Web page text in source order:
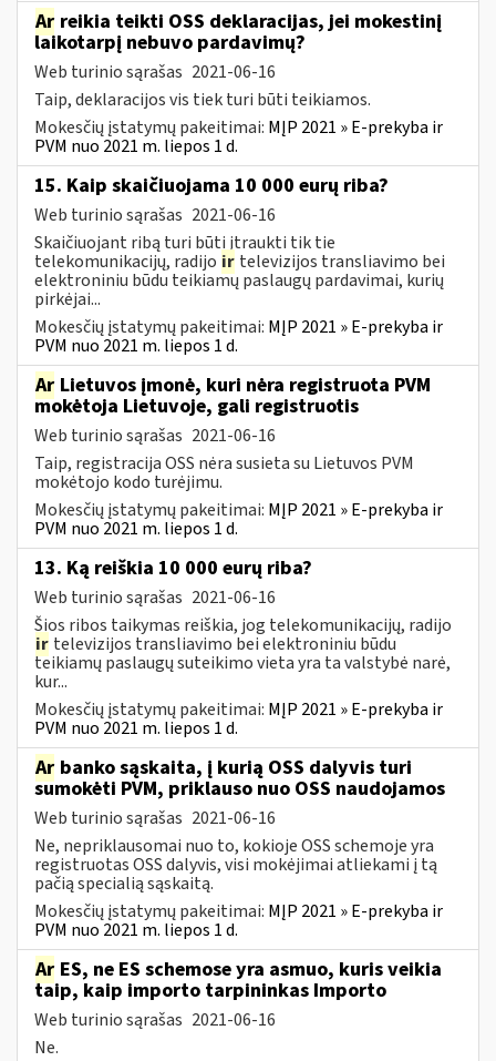
Ar reikia teikti OSS deklaracijas, jei mokestinį
laikotarpį nebuvo pardavimų?
Web turinio sąrašas 2021-06-16
Taip, deklaracijos vis tiek turi būti teikiamos.
Mokesčių įstatymų pakeitimai: MĮP 2021 » E-prekyba ir
PVM nuo 2021 m. liepos 1 d.
15. Kaip skaičiuojama 10 000 eurų riba?
Web turinio sąrašas 2021-06-16
Skaičiuojant ribą turi būti įtraukti tik tie
telekomunikacijų, radijo ir televizijos transliavimo bei
elektroniniu būdu teikiamų paslaugų pardavimai, kurių
pirkėjai...
Mokesčių įstatymų pakeitimai: MĮP 2021 » E-prekyba ir
PVM nuo 2021 m. liepos 1 d.
Ar Lietuvos įmonė, kuri nėra registruota PVM
mokėtoja Lietuvoje, gali registruotis
Web turinio sąrašas 2021-06-16
Taip, registracija OSS nėra susieta su Lietuvos PVM
mokėtojo kodo turėjimu.
Mokesčių įstatymų pakeitimai: MĮP 2021 » E-prekyba ir
PVM nuo 2021 m. liepos 1 d.
13. Ką reiškia 10 000 eurų riba?
Web turinio sąrašas 2021-06-16
Šios ribos taikymas reiškia, jog telekomunikacijų, radijo
ir televizijos transliavimo bei elektroniniu būdu
teikiamų paslaugų suteikimo vieta yra ta valstybė narė,
kur...
Mokesčių įstatymų pakeitimai: MĮP 2021 » E-prekyba ir
PVM nuo 2021 m. liepos 1 d.
Ar banko sąskaita, į kurią OSS dalyvis turi
sumokėti PVM, priklauso nuo OSS naudojamos
Web turinio sąrašas 2021-06-16
Ne, nepriklausomai nuo to, kokioje OSS schemoje yra
registruotas OSS dalyvis, visi mokėjimai atliekami į tą
pačią specialią sąskaitą.
Mokesčių įstatymų pakeitimai: MĮP 2021 » E-prekyba ir
PVM nuo 2021 m. liepos 1 d.
Ar ES, ne ES schemose yra asmuo, kuris veikia
taip, kaip importo tarpininkas Importo
Web turinio sąrašas 2021-06-16
Ne.